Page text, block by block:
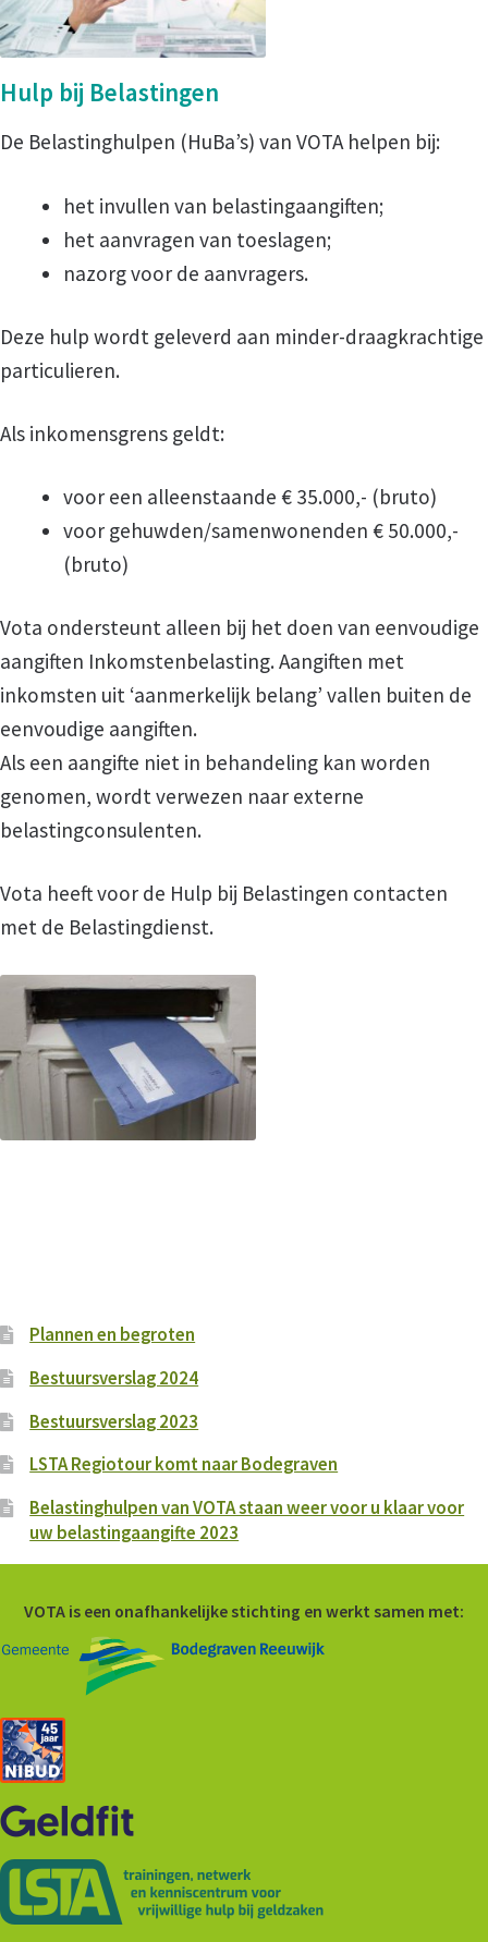
Privacy
Vertrouwenscontactpersoon
Partners
Met wie werkt VOTA samen?
Word ook vrijwilliger
Veel gestelde vragen
Nieuws
Contact
Hulp bij Belastingen
De Belastinghulpen (HuBa’s) van VOTA helpen bij:
het invullen van belastingaangiften;
het aanvragen van toeslagen;
nazorg voor de aanvragers.
Deze hulp wordt geleverd aan minder-draagkrachtige
particulieren.
Als inkomensgrens geldt:
voor een alleenstaande € 35.000,- (bruto)
voor gehuwden/samenwonenden € 50.000,-
(bruto)
Vota ondersteunt alleen bij het doen van eenvoudige
aangiften Inkomstenbelasting. Aangiften met
inkomsten uit ‘aanmerkelijk belang’ vallen buiten de
eenvoudige aangiften.
Als een aangifte niet in behandeling kan worden
genomen, wordt verwezen naar externe
belastingconsulenten.
Vota heeft voor de Hulp bij Belastingen contacten
met de Belastingdienst.
Plannen en begroten
Bestuursverslag 2024
Bestuursverslag 2023
LSTA Regiotour komt naar Bodegraven
Belastinghulpen van VOTA staan weer voor u klaar voor
uw belastingaangifte 2023
VOTA is een onafhankelijke stichting en werkt samen met: